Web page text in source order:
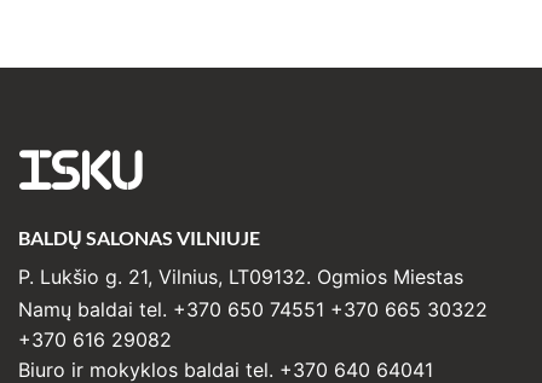
ISKU
BALDŲ SALONAS VILNIUJE
P. Lukšio g. 21, Vilnius, LT09132. Ogmios Miestas
Namų baldai tel. +370 650 74551 +370 665 30322
+370 616 29082
Biuro ir mokyklos baldai tel. +370 640 64041